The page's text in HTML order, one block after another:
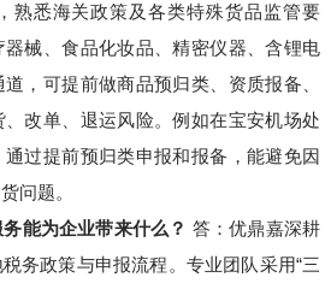
熟悉海关政策及各类特殊货品监管要
械、食品化妆品、精密仪器、含锂电
，可提前做商品预归类、资质报备、
改单、退运风险。例如在宝安机场处
过提前预归类申报和报备，能避免因
问题。
能为企业带来什么？ 答：优鼎嘉深耕
务政策与申报流程。专业团队采用“三